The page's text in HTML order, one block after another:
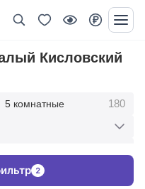
Кисловский
5 комнатные 180
комнатные
2